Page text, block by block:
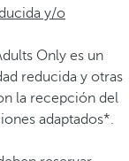
y/o
Only es un
reducida y otras
la recepción del
adaptados*.